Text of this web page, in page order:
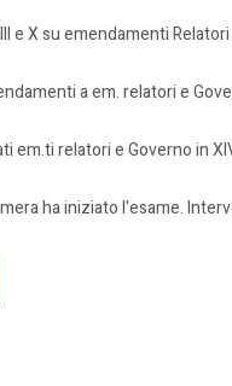
e X su emendamenti
a em. relatori e
em.ti relatori e Governo in
ha iniziato l'esame.